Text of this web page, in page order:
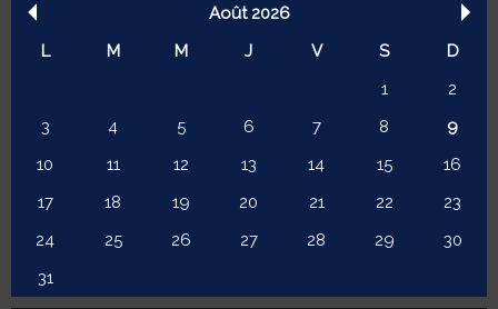
Août 2026
L
M M J V S
D
1
2
3
4 5 6 7 8
9
10
11 12 13 14 15
16
17
18 19 20 21 22
23
24
25 26 27 28 29
30
31